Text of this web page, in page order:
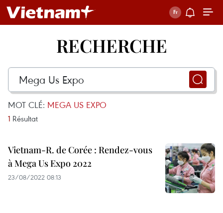
RECHERCHE
MOT CLÉ: MEGA US EXPO
1 Résultat
Vietnam-R. de Corée : Rendez-vous
à Mega Us Expo 2022
23/08/2022 08:13